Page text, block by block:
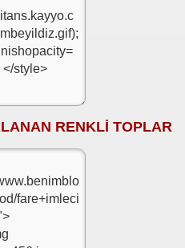
RENKLİ TOPLAR